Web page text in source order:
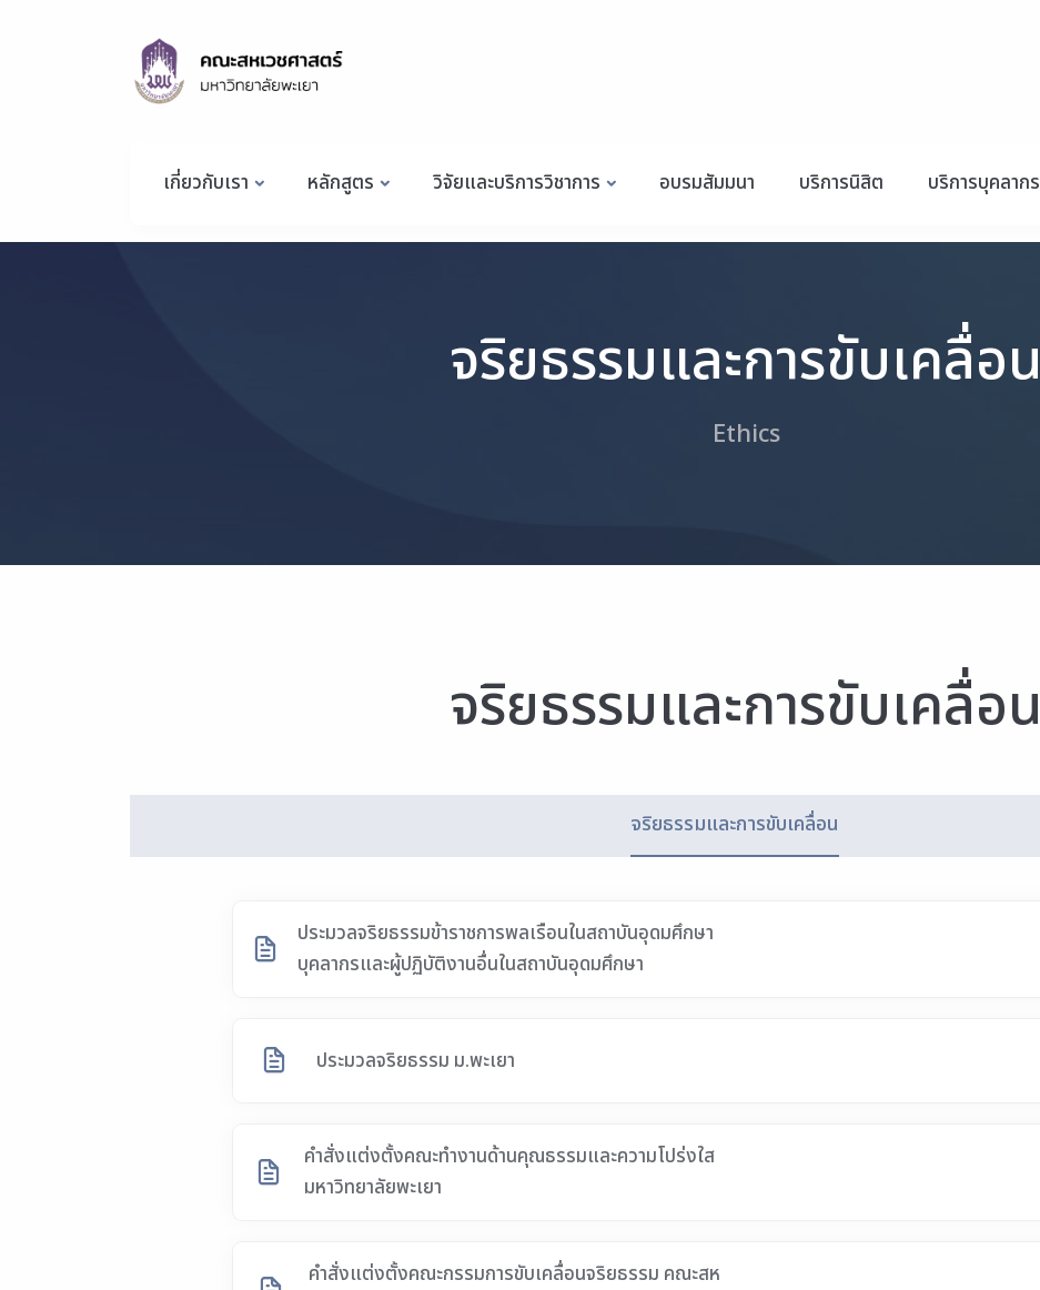
เกี่ยวกับเรา หลักสูตร วิจัยและบริการวิชาการ อบรมสัมมนา บริการนิสิต บริการบุคลากร
จริยธรรมและการขับเคลื่อน
Ethics
จริยธรรมและการขับเคลื่อน
จริยธรรมและการขับเคลื่อน
ประมวลจริยธรรมข้าราชการพลเรือนในสถาบันอุดมศึกษา
บุคลากรและผู้ปฏิบัติงานอื่นในสถาบันอุดมศึกษา
ประมวลจริยธรรม ม.พะเยา
คำสั่งแต่งตั้งคณะทำงานด้านคุณธรรมและความโปร่งใส
มหาวิทยาลัยพะเยา
คำสั่งแต่งตั้งคณะกรรมการขับเคลื่อนจริยธรรม คณะสห